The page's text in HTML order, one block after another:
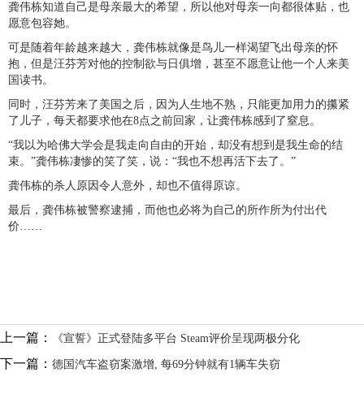
龚伟栋知道自己是母亲最大的希望，所以他对母亲一向都很体贴，也
愿意包容她。
可是随着年龄越来越大，龚伟栋就像是鸟儿一样渴望飞出母亲的怀
抱，但是汪芬芳对他的控制欲与日俱增，甚至不愿意让他一个人来美
国读书。
同时，汪芬芳来了美国之后，因为人生地不熟，只能更加用力的攥紧
了儿子，每天都要求他在8点之前回家，让龚伟栋感到了窒息。
“我以为哈佛大学会是我走向自由的开始，却没有想到是我生命的结
束。”龚伟栋凄惨的笑了笑，说：“我也不想再活下去了。”
龚伟栋的杀人原因令人意外，却也不值得原谅。
最后，龚伟栋被警察逮捕，而他也必将为自己的所作所为付出代
价……
上一篇： 《宣誓》正式登陆多平台 Steam评价呈现两极分化
下一篇： 德国汽车盗窃案激增, 每69分钟就有1辆车失窃